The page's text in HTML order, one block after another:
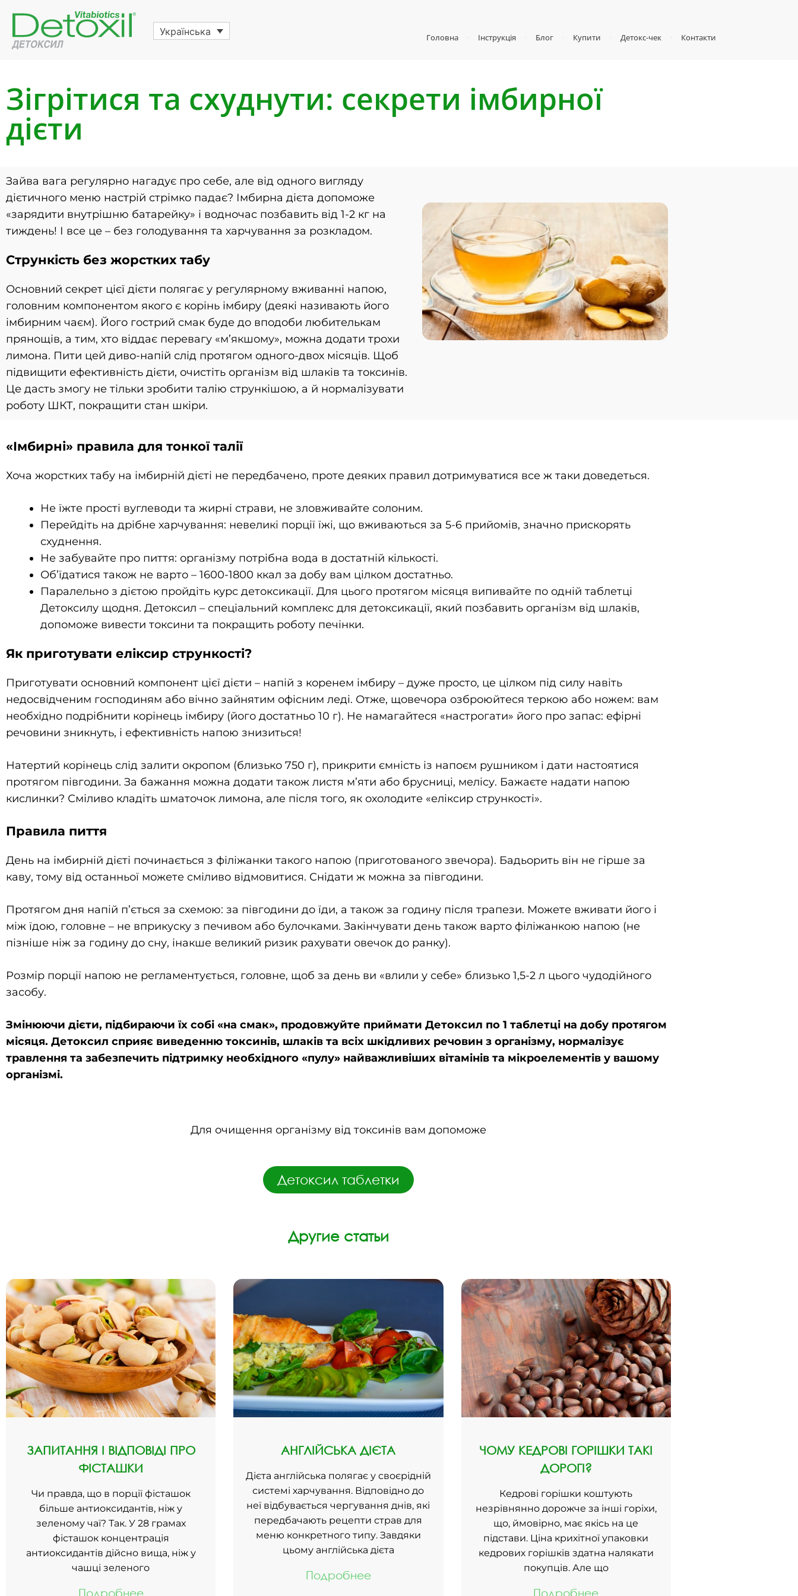
Українська
Головна Інструкція Блог Купити Детокс-чек Контакти
Зігрітися та схуднути: секрети імбирної
дієти
Зайва вага регулярно нагадує про себе, але від одного вигляду
дієтичного меню настрій стрімко падає? Імбирна дієта допоможе
«зарядити внутрішню батарейку» і водночас позбавить від 1-2 кг на
тиждень! І все це – без голодування та харчування за розкладом.
Стрункість без жорстких табу
Основний секрет цієї дієти полягає у регулярному вживанні напою,
головним компонентом якого є корінь імбиру (деякі називають його
імбирним чаєм). Його гострий смак буде до вподоби любителькам
прянощів, а тим, хто віддає перевагу «м’якшому», можна додати трохи
лимона. Пити цей диво-напій слід протягом одного-двох місяців. Щоб
підвищити ефективність дієти, очистіть організм від шлаків та токсинів.
Це дасть змогу не тільки зробити талію стрункішою, а й нормалізувати
роботу ШКТ, покращити стан шкіри.
«Імбирні» правила для тонкої талії
Хоча жорстких табу на імбирній дієті не передбачено, проте деяких правил дотримуватися все ж таки доведеться.
Не їжте прості вуглеводи та жирні страви, не зловживайте солоним.
Перейдіть на дрібне харчування: невеликі порції їжі, що вживаються за 5-6 прийомів, значно прискорять
схуднення.
Не забувайте про пиття: організму потрібна вода в достатній кількості.
Об’їдатися також не варто – 1600-1800 ккал за добу вам цілком достатньо.
Паралельно з дієтою пройдіть курс детоксикації. Для цього протягом місяця випивайте по одній таблетці
Детоксилу щодня. Детоксил – спеціальний комплекс для детоксикації, який позбавить організм від шлаків,
допоможе вивести токсини та покращить роботу печінки.
Як приготувати еліксир стрункості?
Приготувати основний компонент цієї дієти – напій з коренем імбиру – дуже просто, це цілком під силу навіть
недосвідченим господиням або вічно зайнятим офісним леді. Отже, щовечора озброюйтеся теркою або ножем: вам
необхідно подрібнити корінець імбиру (його достатньо 10 г). Не намагайтеся «настрогати» його про запас: ефірні
речовини зникнуть, і ефективність напою знизиться!
Натертий корінець слід залити окропом (близько 750 г), прикрити ємність із напоєм рушником і дати настоятися
протягом півгодини. За бажання можна додати також листя м’яти або брусниці, мелісу. Бажаєте надати напою
кислинки? Сміливо кладіть шматочок лимона, але після того, як охолодите «еліксир стрункості».
Правила пиття
День на імбирній дієті починається з філіжанки такого напою (приготованого звечора). Бадьорить він не гірше за
каву, тому від останньої можете сміливо відмовитися. Снідати ж можна за півгодини.
Протягом дня напій п’ється за схемою: за півгодини до їди, а також за годину після трапези. Можете вживати його і
між їдою, головне – не вприкуску з печивом або булочками. Закінчувати день також варто філіжанкою напою (не
пізніше ніж за годину до сну, інакше великий ризик рахувати овечок до ранку).
Розмір порції напою не регламентується, головне, щоб за день ви «влили у себе» близько 1,5-2 л цього чудодійного
засобу.
Змінюючи дієти, підбираючи їх собі «на смак», продовжуйте приймати Детоксил по 1 таблетці на добу протягом
місяця. Детоксил сприяє виведенню токсинів, шлаків та всіх шкідливих речовин з організму, нормалізує
травлення та забезпечить підтримку необхідного «пулу» найважливіших вітамінів та мікроелементів у вашому
організмі.
Для очищення організму від токсинів вам допоможе
Детоксил таблетки
Другие статьи
ЗАПИТАННЯ І ВІДПОВІДІ ПРО
ФІСТАШКИ
Чи правда, що в порції фісташок
більше антиоксидантів, ніж у
зеленому чаї? Так. У 28 грамах
фісташок концентрація
антиоксидантів дійсно вища, ніж у
чашці зеленого
Подробнее
АНГЛІЙСЬКА ДІЄТА
Дієта англійська полягає у своєрідній
системі харчування. Відповідно до
неї відбувається чергування днів, які
передбачають рецепти страв для
меню конкретного типу. Завдяки
цьому англійська дієта
Подробнее
ЧОМУ КЕДРОВІ ГОРІШКИ ТАКІ
ДОРОГІ?
Кедрові горішки коштують
незрівнянно дорожче за інші горіхи,
що, ймовірно, має якісь на це
підстави. Ціна крихітної упаковки
кедрових горішків здатна налякати
покупців. Але що
Подробнее